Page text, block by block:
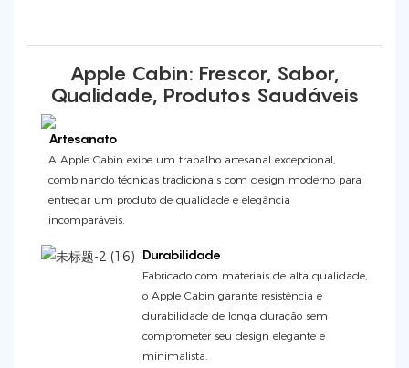
Apple Cabin: Frescor, Sabor,
Qualidade, Produtos Saudáveis
Artesanato
A Apple Cabin exibe um trabalho artesanal excepcional,
combinando técnicas tradicionais com design moderno para
entregar um produto de qualidade e elegância
incomparáveis.
Durabilidade
Fabricado com materiais de alta qualidade,
o Apple Cabin garante resistência e
durabilidade de longa duração sem
comprometer seu design elegante e
minimalista.